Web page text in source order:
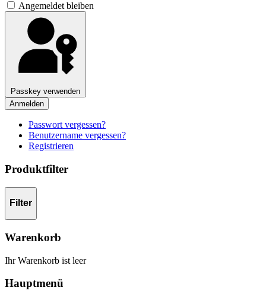
Angemeldet bleiben
Passkey verwenden
Anmelden
Passwort vergessen?
Benutzername vergessen?
Registrieren
Produktfilter
Filter
Warenkorb
Ihr Warenkorb ist leer
Hauptmenü